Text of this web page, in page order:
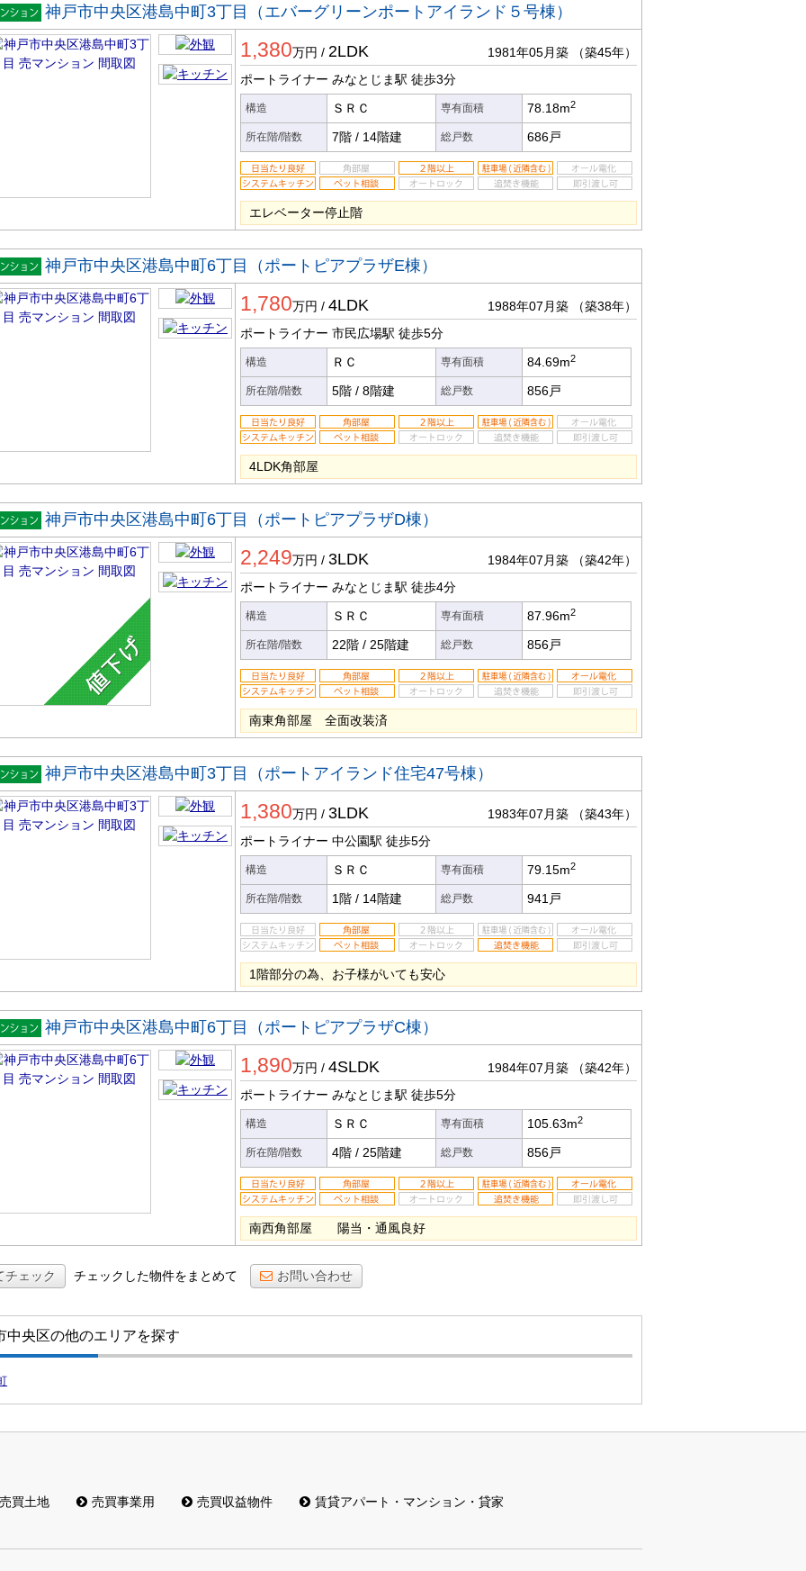
ンシ
神戸市中央区港島中町3丁目（エバーグリーンポートアイランド５号棟）
1,380万円 / 2LDK 1981年05月築
（築45年）
ポートライナー みなとじま駅 徒歩3分
構造 ＳＲＣ 専有面積 78.18m2
所在階/階数 7階 / 14階建 総戸数 686戸
エレベーター停止階
ンシ
神戸市中央区港島中町6丁目（ポートピアプラザE棟）
1,780万円 / 4LDK 1988年07月築
（築38年）
ポートライナー 市民広場駅 徒歩5分
構造 ＲＣ 専有面積 84.69m2
所在階/階数 5階 / 8階建 総戸数 856戸
4LDK角部屋
ンシ
神戸市中央区港島中町6丁目（ポートピアプラザD棟）
2,249万円 / 3LDK 1984年07月築
（築42年）
ポートライナー みなとじま駅 徒歩4分
構造 ＳＲＣ 専有面積 87.96m2
所在階/階数 22階 / 25階建 総戸数 856戸
南東角部屋 全面改装済
ンシ
神戸市中央区港島中町3丁目（ポートアイランド住宅47号棟）
1,380万円 / 3LDK 1983年07月築
（築43年）
ポートライナー 中公園駅 徒歩5分
構造 ＳＲＣ 専有面積 79.15m2
所在階/階数 1階 / 14階建 総戸数 941戸
1階部分の為、お子様がいても安心
ンシ
神戸市中央区港島中町6丁目（ポートピアプラザC棟）
1,890万円 / 4SLDK 1984年07月築
（築42年）
ポートライナー みなとじま駅 徒歩5分
構造 ＳＲＣ 専有面積 105.63m2
所在階/階数 4階 / 25階建 総戸数 856戸
南西角部屋 陽当・通風良好
チェック チェックした物件をまとめて お問い合わせ
中央区の他のエリアを探す
売買土地 売買事業用 売買収益物件 賃貸アパート・マンション・貸家